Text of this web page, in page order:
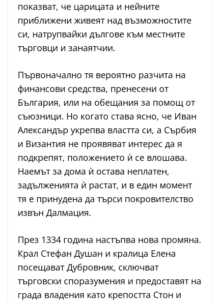
показват, че царицата и нейните
приближени живеят над възможностите
си, натрупвайки дългове към местните
търговци и занаятчии.
Първоначално тя вероятно разчита на
финансови средства, пренесени от
България, или на обещания за помощ от
съюзници. Но когато става ясно, че Иван
Александър укрепва властта си, а Сърбия
и Византия не проявяват интерес да я
подкрепят, положението ѝ се влошава.
Наемът за дома ѝ остава неплатен,
задълженията ѝ растат, и в един момент
тя е принудена да търси покровителство
извън Далмация.
През 1334 година настъпва нова промяна.
Крал Стефан Душан и кралица Елена
посещават Дубровник, сключват
търговски споразумения и предоставят на
града владения като крепостта Стон и